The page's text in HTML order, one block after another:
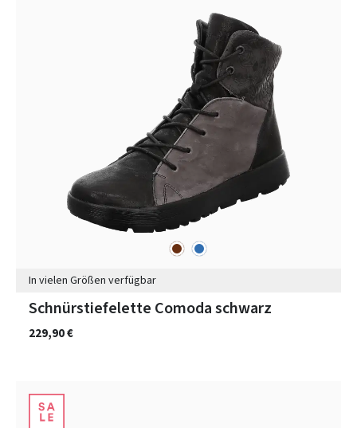
braunblau
In vielen Größen verfügbar
Schnürstiefelette Comoda schwarz
229,90 €